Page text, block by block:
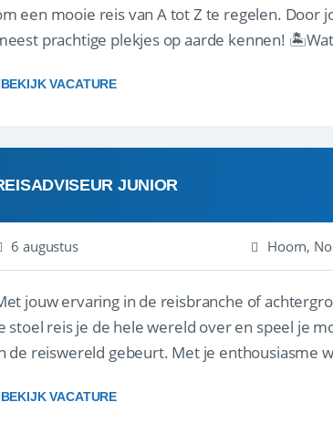
een mooie reis van A tot Z te regelen. Door
prachtige plekjes op aarde kennen!
BEKIJK VACATURE
JUNIOR
6 augustus Hoorn,
jouw ervaring in de reisbranche of
stoel reis je de hele wereld over en speel je
de reiswereld gebeurt. Met je enthousiasme
BEKIJK VACATURE